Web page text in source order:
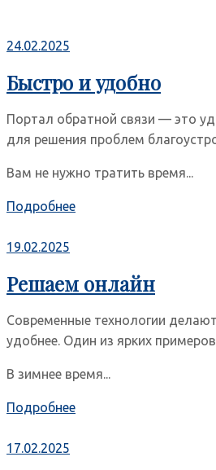
24.02.2025
Быстро и удобно
Портал обратной связи — это
для решения проблем
Вам не нужно тратить время...
Подробнее
19.02.2025
Решаем онлайн
Современные технологии
удобнее. Один из ярких
В зимнее время...
Подробнее
17.02.2025